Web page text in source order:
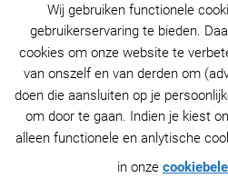
Ja, ik doneer graag!
© Stichting AFIP 2021. Alle
Privacy Policy&
Wij gebruiken functionele
gebruikerservaring te bieden.
cookies om onze website te
van onszelf en van derden om
doen die aansluiten op je
om door te gaan. Indien je kiest
alleen functionele en anlytische
in onze